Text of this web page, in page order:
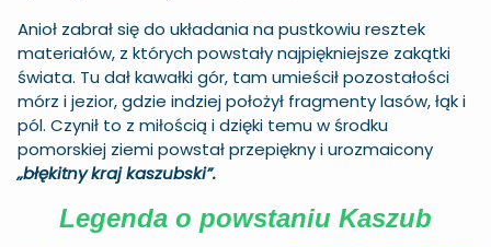
Anioł zabrał się do układania na pustkowiu resztek
materiałów, z których powstały najpiękniejsze zakątki
świata. Tu dał kawałki gór, tam umieścił pozostałości
mórz i jezior, gdzie indziej położył fragmenty lasów, łąk i
pól. Czynił to z miłością i dzięki temu w środku
pomorskiej ziemi powstał przepiękny i urozmaicony
„błękitny kraj kaszubski”.
Legenda o powstaniu Kaszub